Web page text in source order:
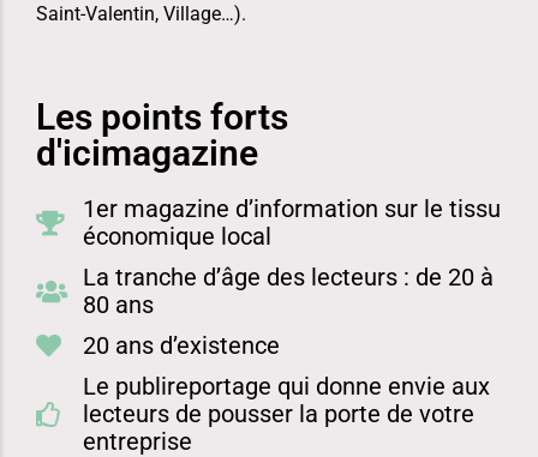
Saint-Valentin, Village…).
Les points forts
d'icimagazine
1er magazine d’information sur le tissu
économique local
La tranche d’âge des lecteurs : de 20 à
80 ans
20 ans d’existence
Le publireportage qui donne envie aux
lecteurs de pousser la porte de votre
entreprise